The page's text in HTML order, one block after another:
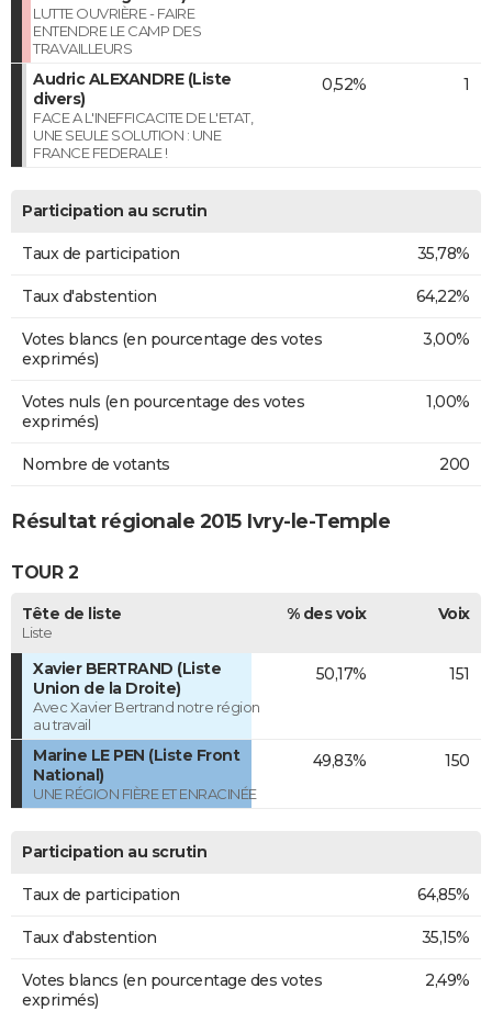
LUTTE OUVRIÈRE - FAIRE
ENTENDRE LE CAMP DES
TRAVAILLEURS
Audric ALEXANDRE (Liste
divers)
FACE A L'INEFFICACITE DE L'ETAT,
UNE SEULE SOLUTION : UNE
FRANCE FEDERALE !
0,52% 1
Participation au scrutin
Taux de participation 35,78%
Taux d'abstention 64,22%
Votes blancs (en pourcentage des votes
exprimés)
3,00%
Votes nuls (en pourcentage des votes
exprimés)
1,00%
Nombre de votants 200
Résultat régionale 2015 Ivry-le-Temple
TOUR 2
Tête de liste
Liste
% des voix Voix
Xavier BERTRAND (Liste
Union de la Droite)
Avec Xavier Bertrand notre région
au travail
50,17% 151
Marine LE PEN (Liste Front
National)
UNE RÉGION FIÈRE ET ENRACINÉE
49,83% 150
Participation au scrutin
Taux de participation 64,85%
Taux d'abstention 35,15%
Votes blancs (en pourcentage des votes
exprimés)
2,49%